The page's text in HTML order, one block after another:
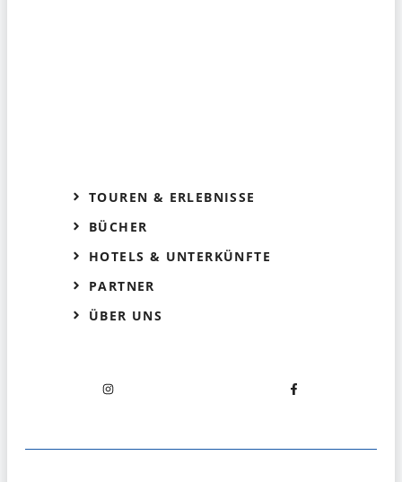
TOUREN & ERLEBNISSE
BÜCHER
HOTELS & UNTERKÜNFTE
PARTNER
ÜBER UNS